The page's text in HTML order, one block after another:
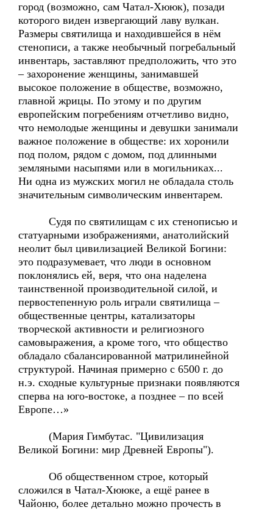
город (возможно, сам Чатал-Хююк), позади
которого виден извергающий лаву вулкан.
Размеры святилища и находившейся в нём
стенописи, а также необычный погребальный
инвентарь, заставляют предположить, что это
– захоронение женщины, занимавшей
высокое положение в обществе, возможно,
главной жрицы. По этому и по другим
европейским погребениям отчетливо видно,
что немолодые женщины и девушки занимали
важное положение в обществе: их хоронили
под полом, рядом с домом, под длинными
земляными насыпями или в могильниках...
Ни одна из мужских могил не обладала столь
значительным символическим инвентарем.
Судя по святилищам с их стенописью и
статуарными изображениями, анатолийский
неолит был цивилизацией Великой Богини:
это подразумевает, что люди в основном
поклонялись ей, веря, что она наделена
таинственной производительной силой, и
первостепенную роль играли святилища –
общественные центры, катализаторы
творческой активности и религиозного
самовыражения, а кроме того, что общество
обладало сбалансированной матрилинейной
структурой. Начиная примерно с 6500 г. до
н.э. сходные культурные признаки появляются
сперва на юго-востоке, а позднее – по всей
Европе…»
(Мария Гимбутас. "Цивилизация
Великой Богини: мир Древней Европы").
Об общественном строе, который
сложился в Чатал-Хююке, а ещё ранее в
Чайоню, более детально можно прочесть в